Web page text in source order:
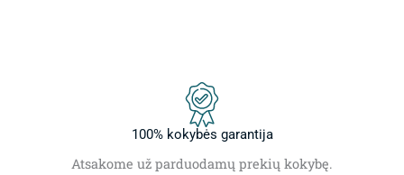
100% kokybės garantija
Atsakome už parduodamų prekių kokybę.